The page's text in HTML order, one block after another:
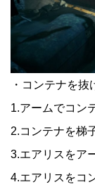
・コンテナを
1.アームでコン
2.コンテナを梯
3.エアリスをア
4.エアリスをコ